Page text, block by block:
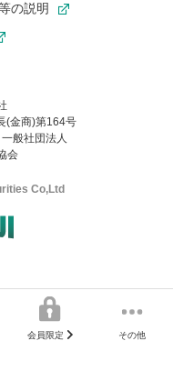
会員限定 その他
の説明
(金商)第164号
一般社団法人
会
Co,Ltd
へようこそ
、当社が作成したもので
サイトの推奨環境外のた
可能性があります。
機能です。
でもお気に入りのコンテ
。
さい。